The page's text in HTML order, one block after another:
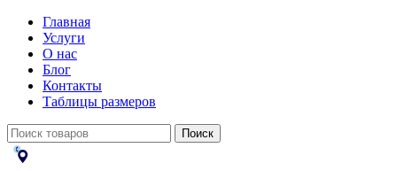
Главная
Услуги
О нас
Блог
Контакты
Таблицы размеров
Поиск